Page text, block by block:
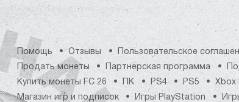
Помощь Отзывы Пользовательское
Продать монеты
Партнёрская программа
Купить монеты FC 26
ПК PS4 PS5 Xbox
Магазин игр и подписок
Игры PlayStation